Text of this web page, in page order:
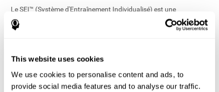
This website uses cookies
We use cookies to personalise content and ads, to
provide social media features and to analyse our traffic.
Le SEI™ (Système d'Entraînement Individualisé) est une
application brevetée et technologiquement avancée en temps
réel, qui gère le programme d'entraînement de chaque utilisateur.
d'entraînement individualisé proposant un équilibre optimal entre
de l'utilisateur en vue d'assurer le développement cognitif. En
cours, le SEI™ assure une efficacité maximale d'entraînement en